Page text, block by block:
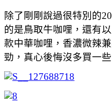
除了剛剛說過很特別的
的是鳥取牛咖哩，還有
款中華咖哩，香濃微辣
勁，真心後悔沒多買一些